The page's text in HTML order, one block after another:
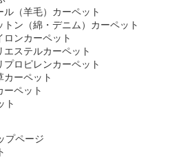
ル（羊毛）カーペット
トン（綿・デニム）カーペット
ロンカーペット
エステルカーペット
プロピレンカーペット
カーペット
ーペット
ト
プページ